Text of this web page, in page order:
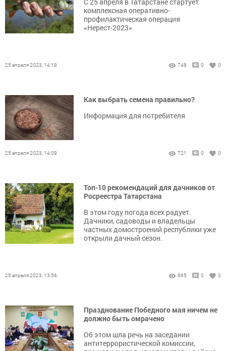
комплексная оперативно-
профилактическая операция
«Нерест-2023»
25 апреля 2023, 14:19 748 0 0
Как выбрать семена правильно?
Информация для потребителя
25 апреля 2023, 14:09 721 0 0
Топ-10 рекомендаций для дачников от
Росреестра Татарстана
В этом году погода всех радует.
Дачники, садоводы и владельцы
частных домостроений республики уже
открыли дачный сезон.
25 апреля 2023, 13:56 665 0 0
Празднование Победного мая ничем не
должно быть омрачено
Об этом шла речь на заседании
антитеррористической комиссии,